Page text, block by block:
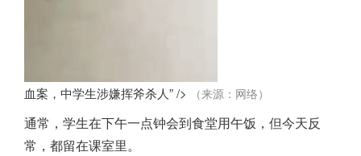
血案，中学生涉嫌挥斧杀人” /> （来源：网络）
通常，学生在下午一点钟会到食堂用午饭，但今天反
常，都留在课室里。